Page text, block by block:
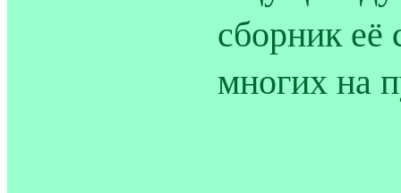
сборник её
многих на